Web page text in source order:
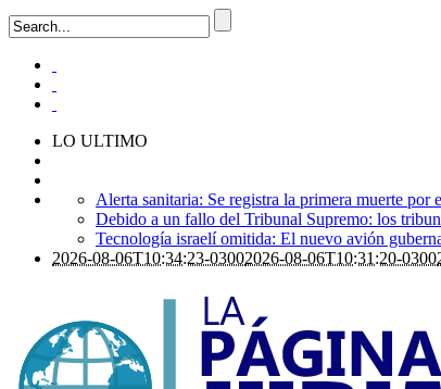
LO ULTIMO
Alerta sanitaria: Se registra la primera muerte
Debido a un fallo del Tribunal Supremo: los
Tecnología israelí omitida: El nuevo avión
2026-08-06T10:34:23-03002026-08-06T10:31:20-0300